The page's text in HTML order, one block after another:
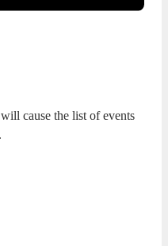
cause the list of events